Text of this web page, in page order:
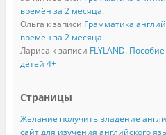
времён за 2 месяца.
Ольга к записи Грамматика
времён за 2 месяца.
Лариса к записи FLYLAND.
детей 4+
Страницы
Желание получить владение
сайт для изучения английского